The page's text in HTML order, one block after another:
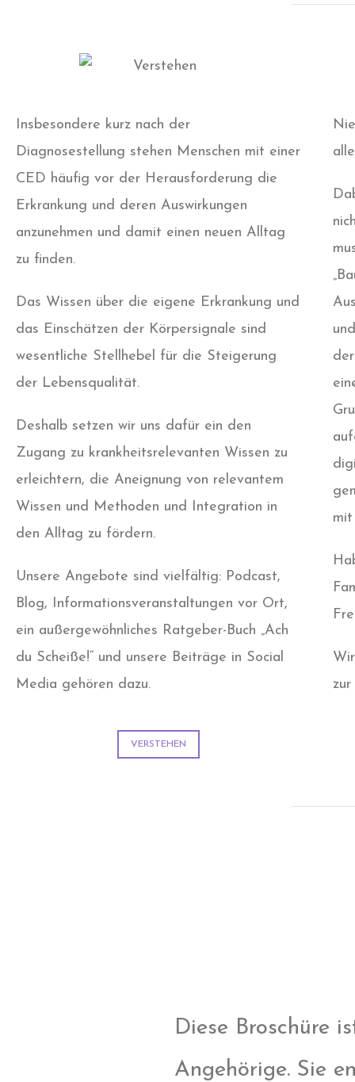
Insbesondere kurz nach der
Diagnosestellung stehen Menschen mit einer
CED häufig vor der Herausforderung die
Erkrankung und deren Auswirkungen
anzunehmen und damit einen neuen Alltag
zu finden.
Das Wissen über die eigene Erkrankung und
das Einschätzen der Körpersignale sind
wesentliche Stellhebel für die Steigerung
der Lebensqualität.
Deshalb setzen wir uns dafür ein den
Zugang zu krankheitsrelevanten Wissen zu
erleichtern, die Aneignung von relevantem
Wissen und Methoden und Integration in
den Alltag zu fördern.
Unsere Angebote sind vielfältig: Podcast,
Blog, Informationsveranstaltungen vor Ort,
ein außergewöhnliches Ratgeber-Buch „Ach
du Scheiße!“ und unsere Beiträge in Social
Media gehören dazu.
VERSTEHEN
mit
Diese Broschüre
Angehörige. Sie